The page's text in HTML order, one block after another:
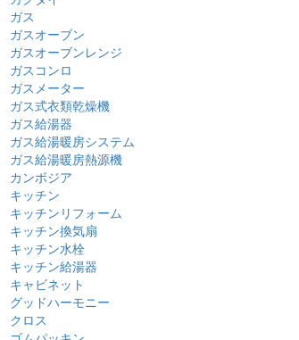
ガス
ガスオーブン
ガスオーブンレンジ
ガスコンロ
ガスメーター
ガス式衣類乾燥機
ガス給湯器
ガス給湯暖房システム
ガス給湯暖房熱源機
カンボジア
キッチン
キッチンリフォーム
キッチン換気扇
キッチン水栓
キッチン給湯器
キャビネット
グッドハーモニー
クロス